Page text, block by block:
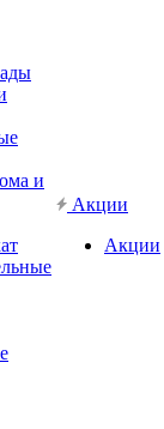
и
Акции
Акции